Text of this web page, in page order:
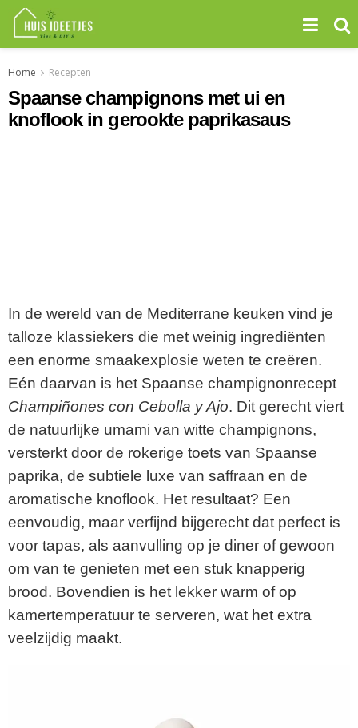
Home Recepten
Spaanse champignons met ui en
knoflook in gerookte paprikasaus
In de wereld van de Mediterrane keuken vind je
talloze klassiekers die met weinig ingrediënten
een enorme smaakexplosie weten te creëren.
Eén daarvan is het Spaanse champignonrecept
Champiñones con Cebolla y Ajo. Dit gerecht viert
de natuurlijke umami van witte champignons,
versterkt door de rokerige toets van Spaanse
paprika, de subtiele luxe van saffraan en de
aromatische knoflook. Het resultaat? Een
eenvoudig, maar verfijnd bijgerecht dat perfect is
voor tapas, als aanvulling op je diner of gewoon
om van te genieten met een stuk knapperig
brood. Bovendien is het lekker warm of op
kamertemperatuur te serveren, wat het extra
veelzijdig maakt.